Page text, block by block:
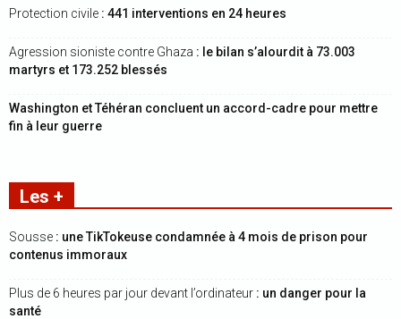
Protection civile : 441 interventions en 24 heures
Agression sioniste contre Ghaza : le bilan s’alourdit à 73.003
martyrs et 173.252 blessés
Washington et Téhéran concluent un accord-cadre pour mettre
fin à leur guerre
Les +
Sousse : une TikTokeuse condamnée à 4 mois de prison pour
contenus immoraux
Plus de 6 heures par jour devant l’ordinateur : un danger pour la
santé